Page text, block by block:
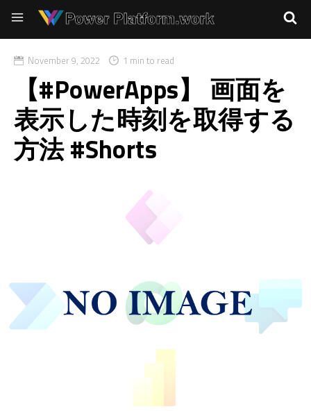
November 9, 2022 1 min to read
【#PowerApps】 画面を
表示した時刻を取得する
方法 #Shorts